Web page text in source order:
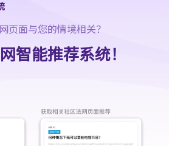
信贷资料服务机构提供借款人或担保人的所
的信贷资料？
款，但已在2003年1月 (即实务守则中的有关
前) 全数清还这笔贷款，而我亦持有该银行
今。银行可否于2003年6月2日之后，向信贷
页面与您的情境相关？
智能推荐系统！